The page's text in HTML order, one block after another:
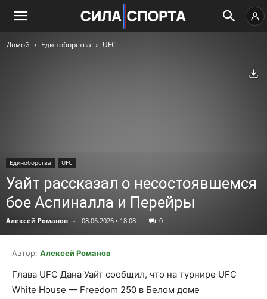
Домой Единоборства UFC
Единоборства UFC
Уайт рассказал о несостоявшемся
бое Аспиналла и Перейры
Алексей Романов - 08.06.2026 • 18:08 0
Автор: Алексей Романов
Глава UFC Дана Уайт сообщил, что на турнире UFC
White House — Freedom 250 в Белом доме